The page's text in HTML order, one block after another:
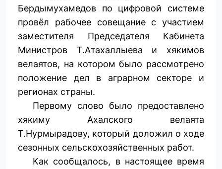
Бердымухамедов по цифровой ­системе
провёл рабочее совещание с участием
заместителя Председателя Кабинета
Министров Т.Атахаллыева и хякимов
велаятов, на котором было рассмотрено
положение дел в аграрном секторе и
регионах страны.
Первому слово было предоставлено
хякиму Ахалского велаята
Т.Нурмырадову, который доложил о ходе
сезонных сельскохозяйственных работ.
Как сообщалось, в настоящее время